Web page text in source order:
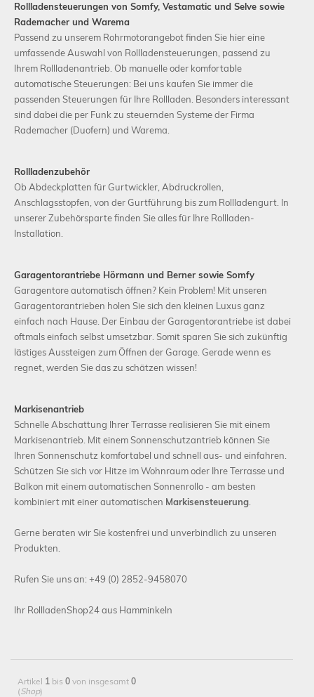
Rollladensteuerungen von Somfy, Vestamatic und Selve sowie
Rademacher und Warema
Passend zu unserem Rohrmotorangebot finden Sie hier eine
umfassende Auswahl von Rollladensteuerungen, passend zu
Ihrem Rollladenantrieb. Ob manuelle oder komfortable
automatische Steuerungen: Bei uns kaufen Sie immer die
passenden Steuerungen für Ihre Rollladen. Besonders interessant
sind dabei die per Funk zu steuernden Systeme der Firma
Rademacher (Duofern) und Warema.
Rollladenzubehör
Ob Abdeckplatten für Gurtwickler, Abdruckrollen,
Anschlagsstopfen, von der Gurtführung bis zum Rollladengurt. In
unserer Zubehörsparte finden Sie alles für Ihre Rollladen-
Installation.
Garagentorantriebe Hörmann und Berner sowie Somfy
Garagentore automatisch öffnen? Kein Problem! Mit unseren
Garagentorantrieben holen Sie sich den kleinen Luxus ganz
einfach nach Hause. Der Einbau der Garagentorantriebe ist dabei
oftmals einfach selbst umsetzbar. Somit sparen Sie sich zukünftig
lästiges Aussteigen zum Öffnen der Garage. Gerade wenn es
regnet, werden Sie das zu schätzen wissen!
Markisenantrieb
Schnelle Abschattung Ihrer Terrasse realisieren Sie mit einem
Markisenantrieb. Mit einem Sonnenschutzantrieb können Sie
Ihren Sonnenschutz komfortabel und schnell aus- und einfahren.
Schützen Sie sich vor Hitze im Wohnraum oder Ihre Terrasse und
Balkon mit einem automatischen Sonnenrollo - am besten
kombiniert mit einer automatischen Markisensteuerung
Gerne beraten wir Sie kostenfrei und unverbindlich zu unseren
Produkten.
Rufen Sie uns an: +49 (0) 2852-9458070
Ihr RollladenShop24 aus Hamminkeln
Artikel 1 bis 0 von insgesamt 0
(Shop)